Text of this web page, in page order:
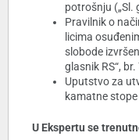
potrošnju („Sl.
Pravilnik o
licima
slobode
glasnik RS“,
Uputstvo za
kamatne stope
U Ekspertu se